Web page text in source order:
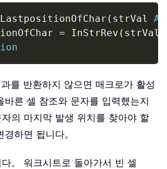
LastpositionOfChar ( strVal As
= InStrRev ( strVal
Copy
를 반환하지 않으면 매크로가 활성
바른 셀 참조와 문자를 입력했는지
의 마지막 발생 위치를 찾아야 할
하면 됩니다。
。 워크시트로 돌아가서 빈 셀